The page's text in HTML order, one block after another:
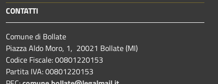
CONTATTI
Comune di Bollate
Piazza Aldo Moro, 1, 20021 Bollate (MI)
Codice Fiscale: 00801220153
Partita IVA: 00801220153